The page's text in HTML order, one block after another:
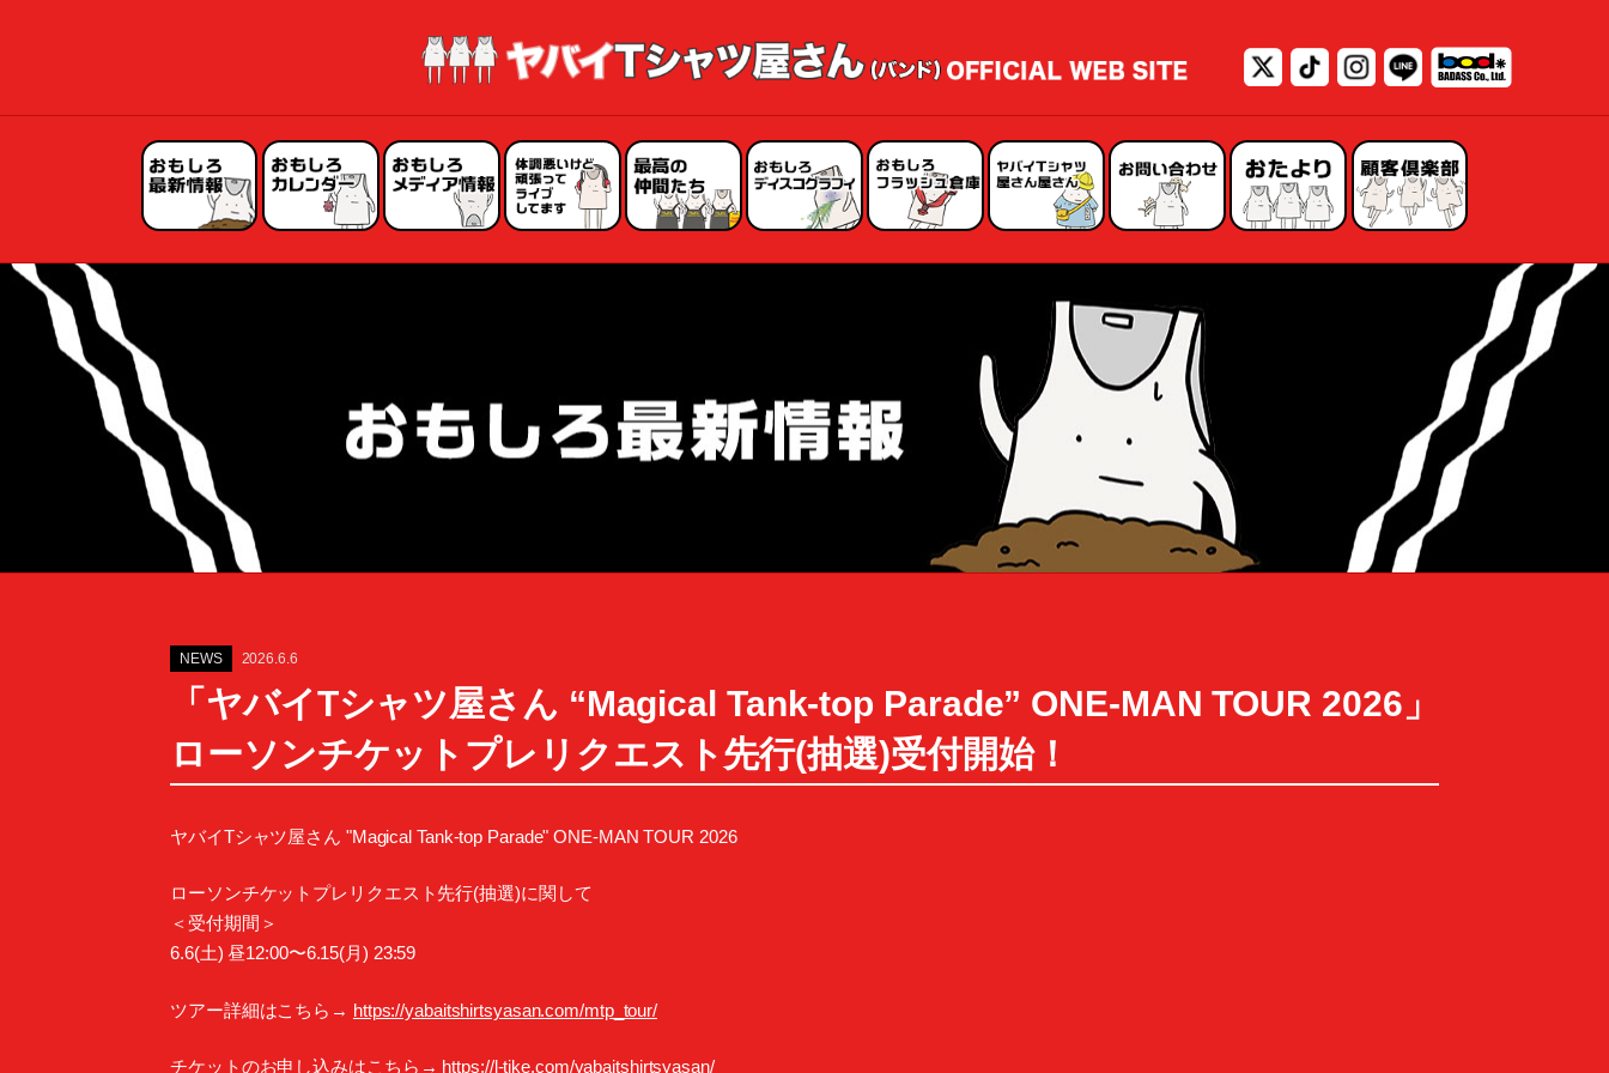
NEWS 2026.6.6
「ヤバイTシャツ屋さん “Magical Tank-top Parade” ONE-MAN TOUR 2026」
ローソンチケットプレリクエスト先行(抽選)受付開始！
ヤバイTシャツ屋さん "Magical Tank-top Parade" ONE-MAN TOUR 2026
ローソンチケットプレリクエスト先行(抽選)に関して
＜受付期間＞
6.6(土) 昼12:00〜6.15(月) 23:59
ツアー詳細はこちら→ https://yabaitshirtsyasan.com/mtp_tour/
チケットのお申し込みはこちら→ https://l-tike.com/yabaitshirtsyasan/